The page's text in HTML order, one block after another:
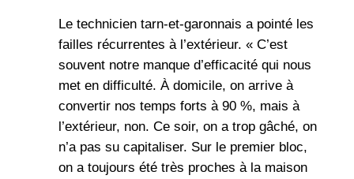
Le technicien tarn-et-garonnais a pointé les
failles récurrentes à l’extérieur. « C’est
souvent notre manque d’efficacité qui nous
met en difficulté. À domicile, on arrive à
convertir nos temps forts à 90 %, mais à
l’extérieur, non. Ce soir, on a trop gâché, on
n’a pas su capitaliser. Sur le premier bloc,
on a toujours été très proches à la maison